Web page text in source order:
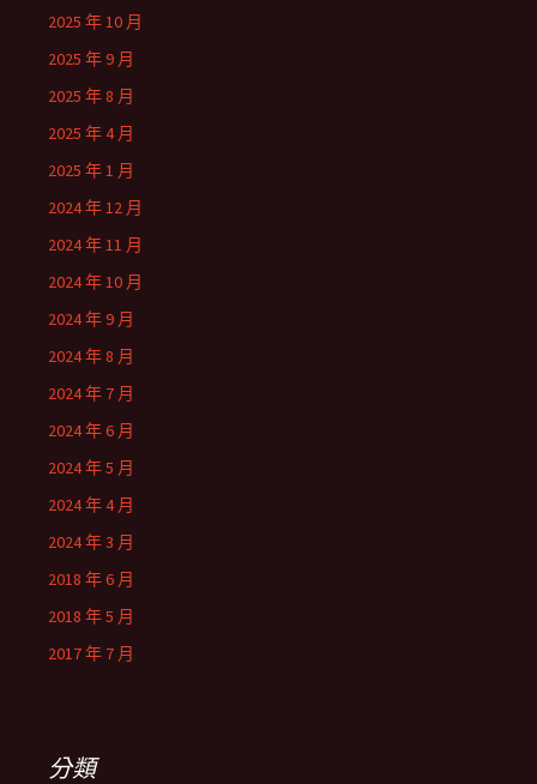
2025 年 10 月
2025 年 9 月
2025 年 8 月
2025 年 4 月
2025 年 1 月
2024 年 12 月
2024 年 11 月
2024 年 10 月
2024 年 9 月
2024 年 8 月
2024 年 7 月
2024 年 6 月
2024 年 5 月
2024 年 4 月
2024 年 3 月
2018 年 6 月
2018 年 5 月
2017 年 7 月
分類